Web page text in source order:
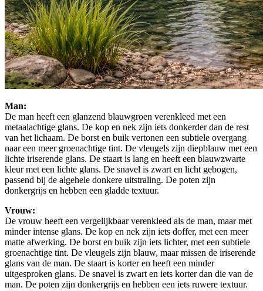
Man:
De man heeft een glanzend blauwgroen verenkleed met een
metaalachtige glans. De kop en nek zijn iets donkerder dan de rest
van het lichaam. De borst en buik vertonen een subtiele overgang
naar een meer groenachtige tint. De vleugels zijn diepblauw met een
lichte iriserende glans. De staart is lang en heeft een blauwzwarte
kleur met een lichte glans. De snavel is zwart en licht gebogen,
passend bij de algehele donkere uitstraling. De poten zijn
donkergrijs en hebben een gladde textuur.
Vrouw:
De vrouw heeft een vergelijkbaar verenkleed als de man, maar met
minder intense glans. De kop en nek zijn iets doffer, met een meer
matte afwerking. De borst en buik zijn iets lichter, met een subtiele
groenachtige tint. De vleugels zijn blauw, maar missen de iriserende
glans van de man. De staart is korter en heeft een minder
uitgesproken glans. De snavel is zwart en iets korter dan die van de
man. De poten zijn donkergrijs en hebben een iets ruwere textuur.